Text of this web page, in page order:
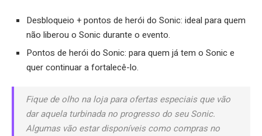
Desbloqueio + pontos de herói do Sonic: ideal para quem
não liberou o Sonic durante o evento.
Pontos de herói do Sonic: para quem já tem o Sonic e
quer continuar a fortalecê-lo.
Fique de olho na loja para ofertas especiais que vão
dar aquela turbinada no progresso do seu Sonic.
Algumas vão estar disponíveis como compras no